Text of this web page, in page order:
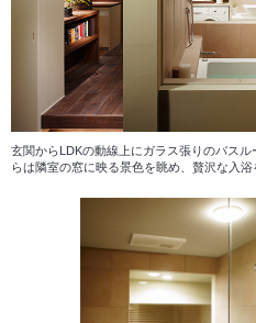
玄関からLDKの動線上にガラス張りのバス
らは隣室の窓に映る景色を眺め、贅沢な入浴